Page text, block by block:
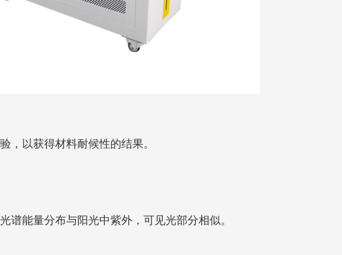
，以获得材料耐候性的结果。
能量分布与阳光中紫外，可见光部分相似。